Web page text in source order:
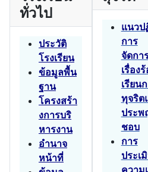
ทั่วไป
ประวัติ
โรงเรียน
ข้อมูลพื้น
ฐาน
โครงสร้า
งการบริ
หารงาน
อำนาจ
หน้าที่
แนวป
การ
จัดกา
เรื่อง
เรียน
ทุจริต
ประพ
ชอบ
การ
ประเ